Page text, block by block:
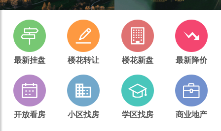
最新挂盘 楼花转让 楼花新盘 最新降价
开放看房 小区找房 学区找房 商业地产